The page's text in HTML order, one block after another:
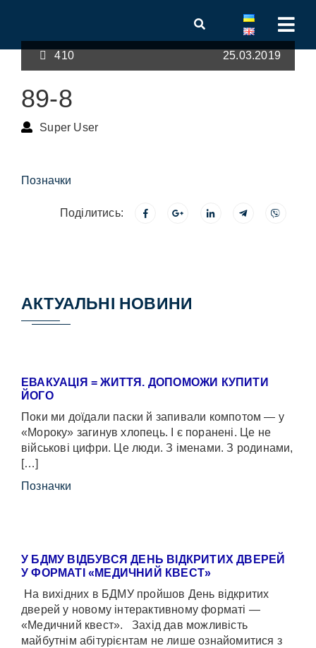
410 25.03.2019
89-8
Super User
Позначки
Поділитись:
АКТУАЛЬНІ НОВИНИ
ЕВАКУАЦІЯ = ЖИТТЯ. ДОПОМОЖИ КУПИТИ
ЙОГО
Поки ми доїдали паски й запивали компотом — у
«Мороку» загинув хлопець. І є поранені. Це не
військові цифри. Це люди. З іменами. З родинами,
[…]
Позначки
У БДМУ ВІДБУВСЯ ДЕНЬ ВІДКРИТИХ ДВЕРЕЙ
У ФОРМАТІ «МЕДИЧНИЙ КВЕСТ»
На вихідних в БДМУ пройшов День відкритих
дверей у новому інтерактивному форматі —
«Медичний квест». Захід дав можливість
майбутнім абітурієнтам не лише ознайомитися з